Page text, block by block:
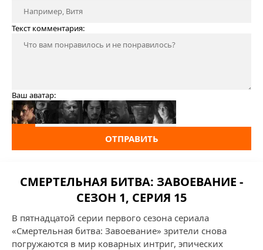
Текст комментария:
Ваш аватар:
ОТПРАВИТЬ
СМЕРТЕЛЬНАЯ БИТВА: ЗАВОЕВАНИЕ -
СЕЗОН 1, СЕРИЯ 15
В пятнадцатой серии первого сезона сериала
«Смертельная битва: Завоевание» зрители снова
погружаются в мир коварных интриг, эпических